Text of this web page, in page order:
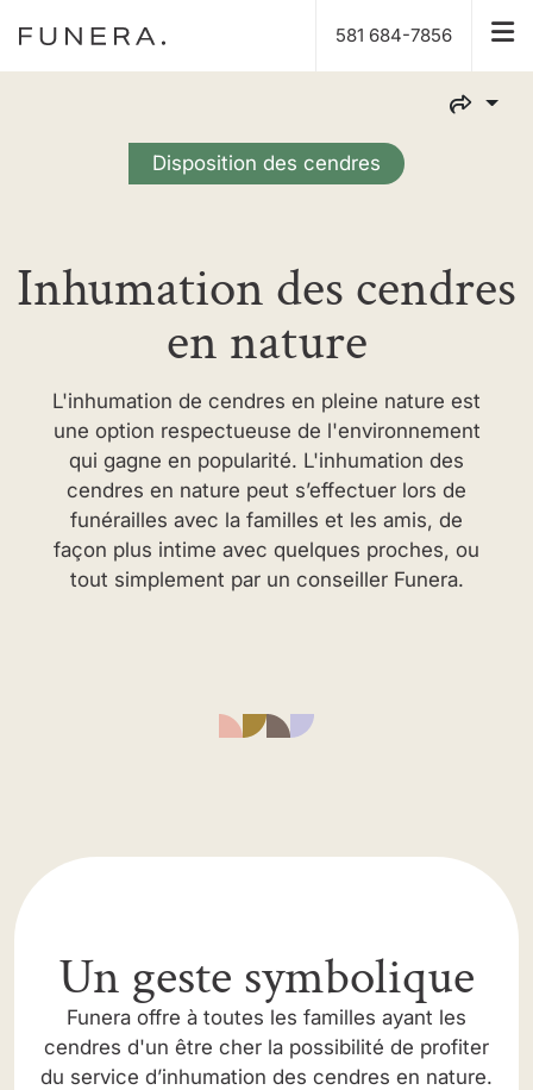
581 684-7856
Disposition des cendres
Inhumation des cendres
en nature
L'inhumation de cendres en pleine nature est
une option respectueuse de l'environnement
qui gagne en popularité. L'inhumation des
cendres en nature peut s’effectuer lors de
funérailles avec la familles et les amis, de
façon plus intime avec quelques proches, ou
tout simplement par un conseiller Funera.
Un geste symbolique
Funera offre à toutes les familles ayant les
cendres d'un être cher la possibilité de profiter
du service d’inhumation des cendres en nature.